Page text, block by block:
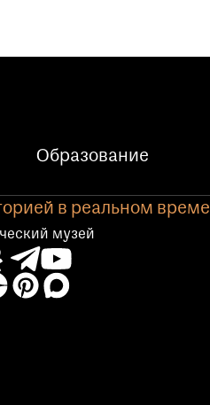
Образование
в реальном
музей